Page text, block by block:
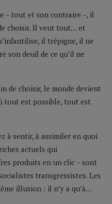
– tout et son contraire –, il
choisir. Il veut tout… et
il trépigne, il ne
son deuil de ce qu’il ne
de choisir, le monde devient
tout est possible, tout est
à sentir, à assimiler en quoi
actuels qui
produits en un clic – sont
transgressistes. Les
illusion : il n’y a qu’à…